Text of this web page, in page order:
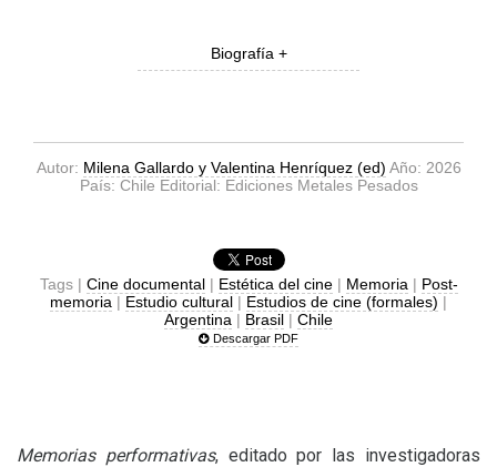
Biografía +
Autor: Milena Gallardo y Valentina Henríquez (ed) Año: 2026
País: Chile Editorial: Ediciones Metales Pesados
Tags | Cine documental| Estética del cine| Memoria | Post-
memoria | Estudio cultural | Estudios de cine (formales) |
Argentina | Brasil | Chile
Descargar PDF
Memorias performativas, editado por las investigadoras